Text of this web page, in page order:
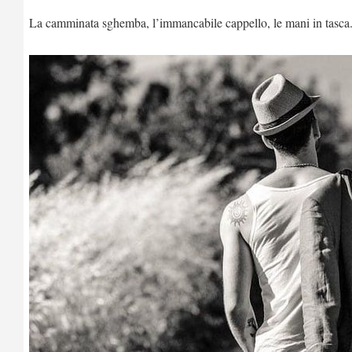
La camminata sghemba, l’immancabile cappello, le mani in tasca.